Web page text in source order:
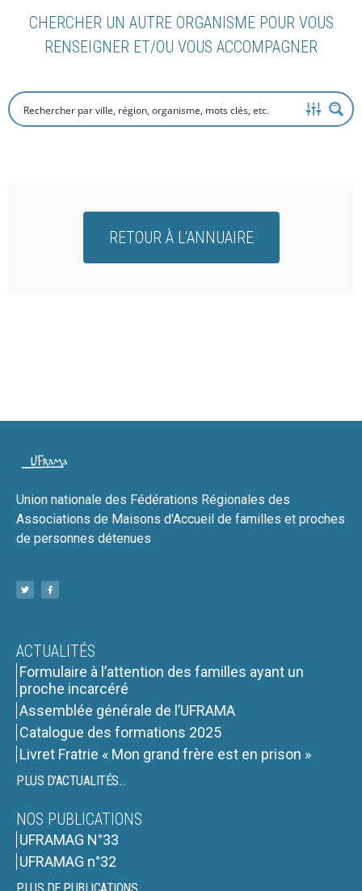
CHERCHER UN AUTRE ORGANISME POUR VOUS
RENSEIGNER ET/OU VOUS ACCOMPAGNER
RETOUR À L'ANNUAIRE
Union nationale des Fédérations Régionales des
Associations de Maisons d'Accueil de familles et proches
de personnes détenues
ACTUALITÉS
Formulaire à l’attention des familles ayant un
proche incarcéré
Assemblée générale de l’UFRAMA
Catalogue des formations 2025
Livret Fratrie « Mon grand frère est en prison »
PLUS D'ACTUALITÉS...
NOS PUBLICATIONS
UFRAMAG N°33
UFRAMAG n°32